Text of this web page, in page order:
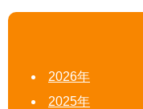
2026年
2025年